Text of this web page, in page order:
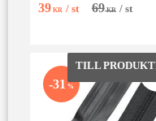
39KR / st 69KR / st
31 %